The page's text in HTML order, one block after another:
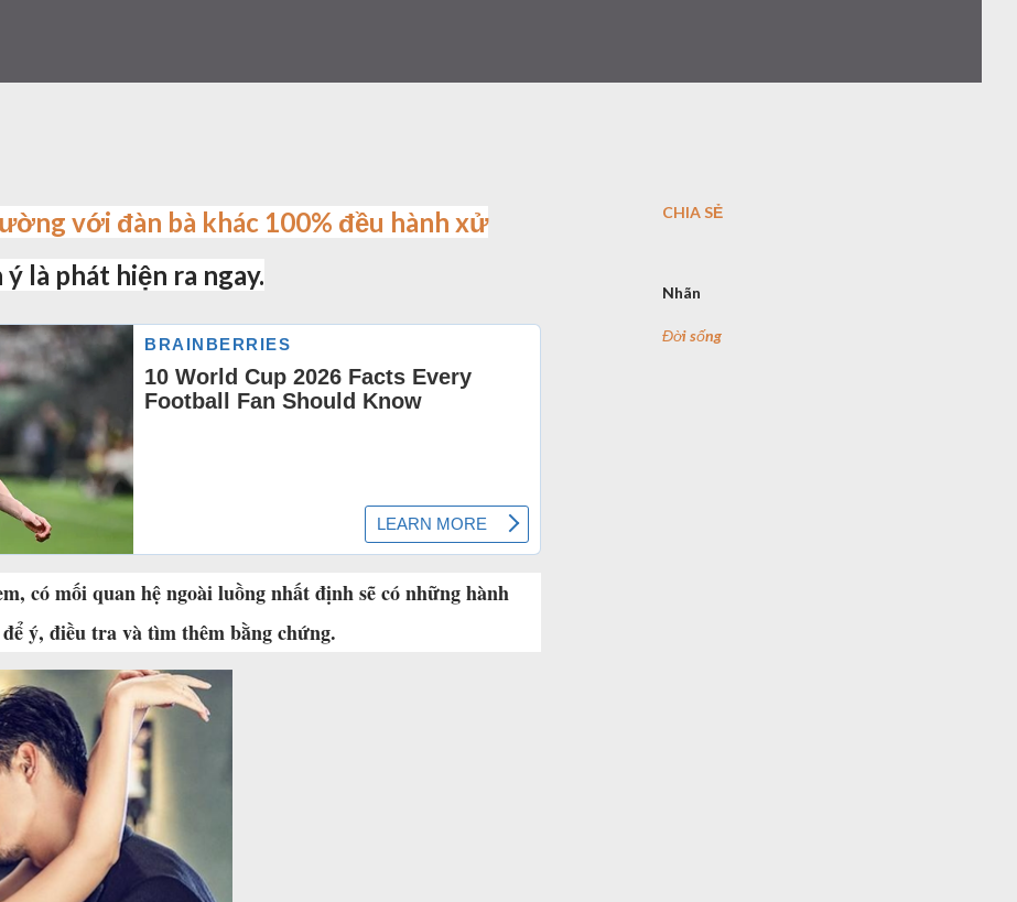
với đàn bà khác 100% đều hành xử
là phát hiện ra ngay.
có mối quan hệ ngoài luồng nhất định sẽ có những hành
ý, điều tra và tìm thêm bằng chứng.
CHIA SẺ
Nhãn
Đời sống